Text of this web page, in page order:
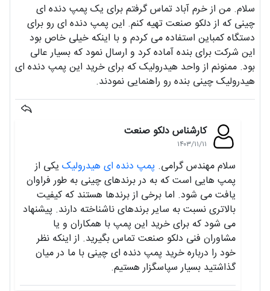
سلام. من از خرم آباد تماس گرفتم برای یک پمپ دنده ای
چینی که از دلکو صنعت تهیه کنم. این پمپ دنده ای رو برای
دستگاه کمباین استفاده می کردم و با اینکه خیلی خاص بود
این شرکت برای بنده آماده کرد و ارسال نمود که بسیار عالی
بود. ممنونم از واحد هیدرولیک که برای خرید این پمپ دنده ای
هیدرولیک چینی بنده رو راهنمایی نمودند.
کارشناس دلکو صنعت
۱۴۰۳/۱۱/۱۱
سلام مهندس گرامی. پمپ دنده ای هیدرولیک یکی از
پمپ هایی است که به در برندهای چینی به طور فراوان
یافت می شود. اما برخی از برندها هستند که کیفیت
بالاتری نسبت به سایر برندهای ناشناخته دارند. پیشنهاد
می شود که برای خرید این پمپ با همکاران و یا
مشاوران فنی دلکو صنعت تماس بگیرید. از اینکه نظر
خود را درباره خرید پمپ دنده ای چینی با ما در میان
گذاشتید بسیار سپاسگزار هستیم.